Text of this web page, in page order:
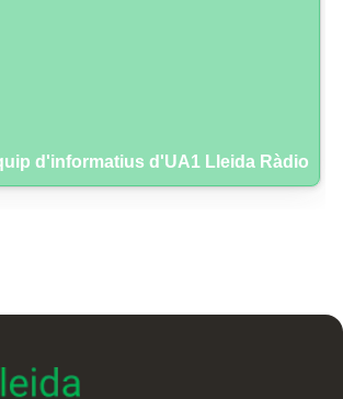
d'informatius d'UA1 Lleida Ràdio